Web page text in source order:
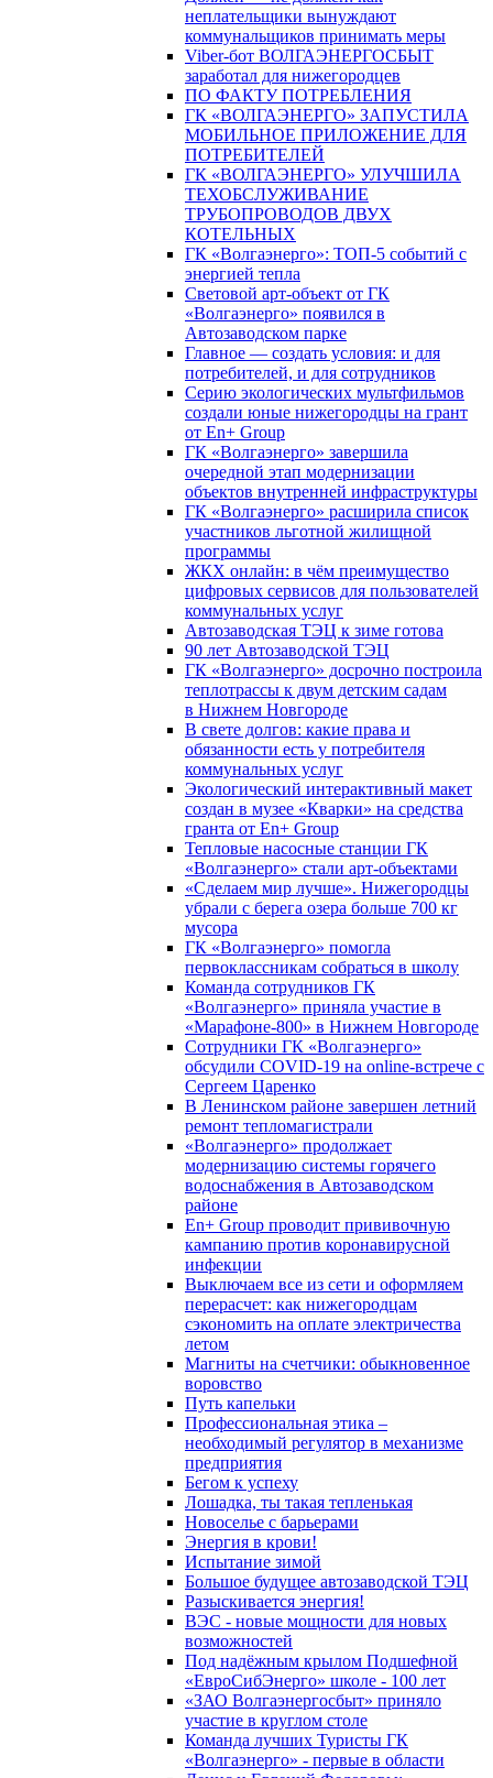
неплательщики вынуждают
коммунальщиков принимать меры
Viber-бот ВОЛГАЭНЕРГОСБЫТ
заработал для нижегородцев
ПО ФАКТУ ПОТРЕБЛЕНИЯ
ГК «ВОЛГАЭНЕРГО» ЗАПУСТИЛА
МОБИЛЬНОЕ ПРИЛОЖЕНИЕ ДЛЯ
ПОТРЕБИТЕЛЕЙ
ГК «ВОЛГАЭНЕРГО» УЛУЧШИЛА
ТЕХОБСЛУЖИВАНИЕ
ТРУБОПРОВОДОВ ДВУХ
КОТЕЛЬНЫХ
ГК «Волгаэнерго»: ТОП-5 событий с
энергией тепла
Световой арт-объект от ГК
«Волгаэнерго» появился в
Автозаводском парке
Главное — создать условия: и для
потребителей, и для сотрудников
Серию экологических мультфильмов
создали юные нижегородцы на грант
от En+ Group
ГК «Волгаэнерго» завершила
очередной этап модернизации
объектов внутренней инфраструктуры
ГК «Волгаэнерго» расширила список
участников льготной жилищной
программы
ЖКХ онлайн: в чём преимущество
цифровых сервисов для пользователей
коммунальных услуг
Автозаводская ТЭЦ к зиме готова
90 лет Автозаводской ТЭЦ
ГК «Волгаэнерго» досрочно построила
теплотрассы к двум детским садам
в Нижнем Новгороде
В свете долгов: какие права и
обязанности есть у потребителя
коммунальных услуг
Экологический интерактивный макет
создан в музее «Кварки» на средства
гранта от En+ Group
Тепловые насосные станции ГК
«Волгаэнерго» стали арт-объектами
«Сделаем мир лучше». Нижегородцы
убрали с берега озера больше 700 кг
мусора
ГК «Волгаэнерго» помогла
первоклассникам собраться в школу
Команда сотрудников ГК
«Волгаэнерго» приняла участие в
«Марафоне-800» в Нижнем Новгороде
Сотрудники ГК «Волгаэнерго»
обсудили COVID-19 на online-встрече с
Сергеем Царенко
В Ленинском районе завершен летний
ремонт тепломагистрали
«Волгаэнерго» продолжает
модернизацию системы горячего
водоснабжения в Автозаводском
районе
En+ Group проводит прививочную
кампанию против коронавирусной
инфекции
Выключаем все из сети и оформляем
перерасчет: как нижегородцам
сэкономить на оплате электричества
летом
Магниты на счетчики: обыкновенное
воровство
Путь капельки
Профессиональная этика –
необходимый регулятор в механизме
предприятия
Бегом к успеху
Лошадка, ты такая тепленькая
Новоселье с барьерами
Энергия в крови!
Испытание зимой
Большое будущее автозаводской ТЭЦ
Разыскивается энергия!
ВЭС - новые мощности для новых
возможностей
Под надёжным крылом Подшефной
«ЕвроСибЭнерго» школе - 100 лет
«ЗАО Волгаэнергосбыт» приняло
участие в круглом столе
Команда лучших Туристы ГК
«Волгаэнерго» - первые в области